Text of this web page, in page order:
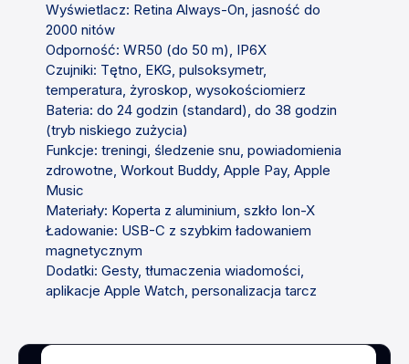
Wyświetlacz: Retina Always-On, jasność do
2000 nitów
Odporność: WR50 (do 50 m), IP6X
Czujniki: Tętno, EKG, pulsoksymetr,
temperatura, żyroskop, wysokościomierz
Bateria: do 24 godzin (standard), do 38 godzin
(tryb niskiego zużycia)
Funkcje: treningi, śledzenie snu, powiadomienia
zdrowotne, Workout Buddy, Apple Pay, Apple
Music
Materiały: Koperta z aluminium, szkło Ion-X
Ładowanie: USB-C z szybkim ładowaniem
magnetycznym
Dodatki: Gesty, tłumaczenia wiadomości,
aplikacje Apple Watch, personalizacja tarcz